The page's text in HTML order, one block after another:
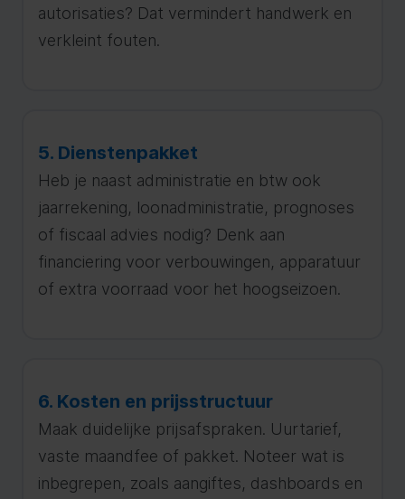
autorisaties? Dat vermindert handwerk en
verkleint fouten.
5. Dienstenpakket
Heb je naast administratie en btw ook
jaarrekening, loonadministratie, prognoses
of fiscaal advies nodig? Denk aan
financiering voor verbouwingen, apparatuur
of extra voorraad voor het hoogseizoen.
6. Kosten en prijsstructuur
Maak duidelijke prijsafspraken. Uurtarief,
vaste maandfee of pakket. Noteer wat is
inbegrepen, zoals aangiftes, dashboards en